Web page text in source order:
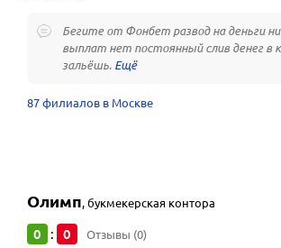
Бегите от Фонбет развод на деньги
выплат нет постоянный слив денег в
зальёшь.
87 филиалов в Москве
Олимп,букмекерская контора
0 : 0 Отзывы (0)